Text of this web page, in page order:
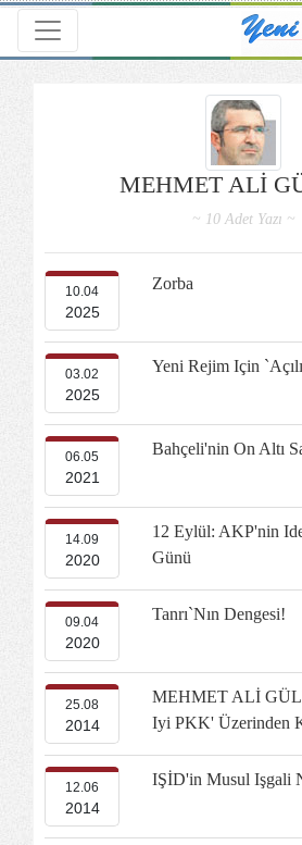
Toggle navigation
MEHMET ALİ
~ 10 Adet Yazı ~
10.04
2025
Zorba
03.02
2025
Yeni Rejim Için
06.05
2021
Bahçeli'nin On Altı
14.09
2020
12 Eylül: AKP'nin
Günü
09.04
2020
Tanrı`nın Dengesi!
25.08
2014
MEHMET ALİ
Iyi PKK' Üzerinden
12.06
2014
IŞİD'in Musul Işgali